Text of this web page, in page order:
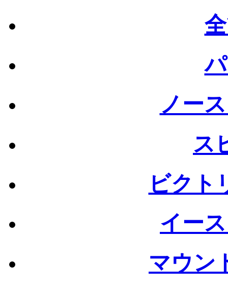
ノー
ス
ビクト
イー
マウン